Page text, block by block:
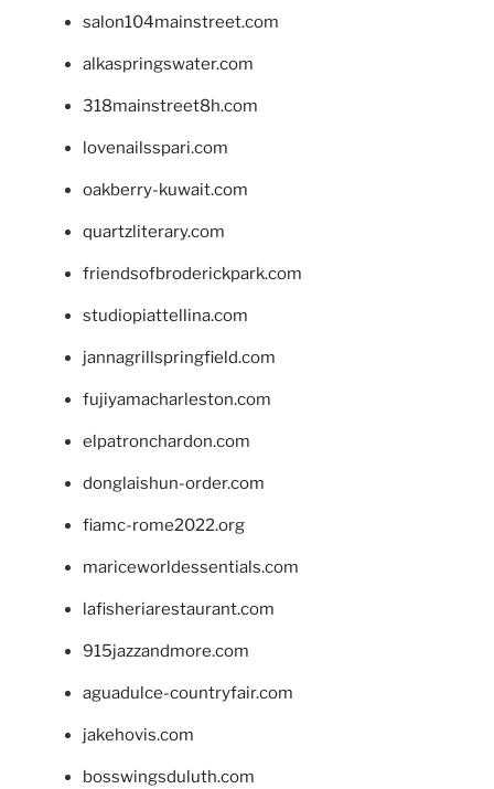
salon104mainstreet.com
alkaspringswater.com
318mainstreet8h.com
lovenailsspari.com
oakberry-kuwait.com
quartzliterary.com
friendsofbroderickpark.com
studiopiattellina.com
jannagrillspringfield.com
fujiyamacharleston.com
elpatronchardon.com
donglaishun-order.com
fiamc-rome2022.org
mariceworldessentials.com
lafisheriarestaurant.com
915jazzandmore.com
aguadulce-countryfair.com
jakehovis.com
bosswingsduluth.com